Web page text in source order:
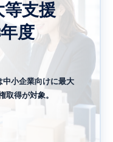
等支援
度
小企業向けに最大
得が対象。